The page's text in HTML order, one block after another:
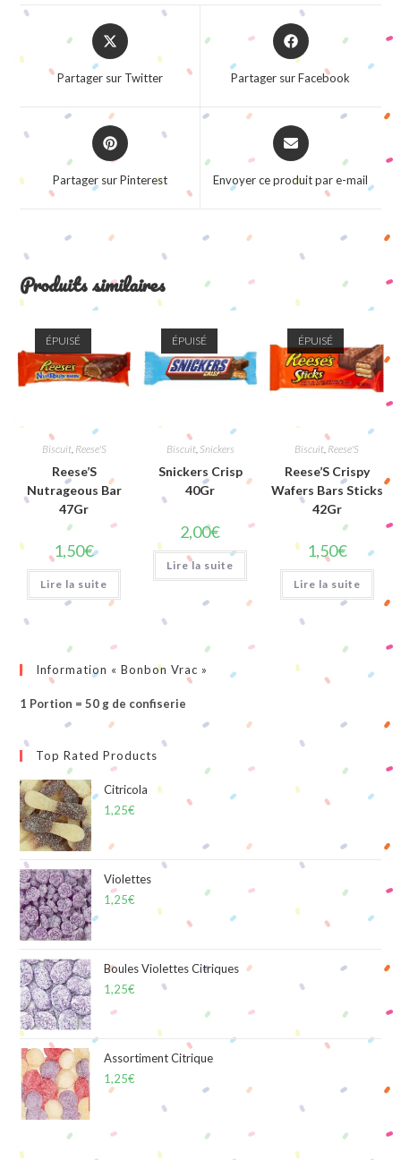
Opens
in
a
new
Partager sur Twitter
Opens
in
Partager sur Facebook
Opens
in
new
Partager sur Pinterest
Opens
in
new
Envoyer ce produit par e-mail
Produits similaires
ÉPUISÉ
Biscuit, Reese'S
Reese’S
Nutrageous Bar
47Gr
1,50€
Lire la suite
ÉPUISÉ
Biscuit, Snickers
Snickers Crisp
40Gr
2,00€
Lire la suite
ÉPUISÉ
Biscuit Reese'S
Reese’S Crispy
Wafers Bars Sticks
42Gr
1,50€
Lire la suite
Information « Bonbon Vrac »
1 Portion = 50 g de confiserie
Top Rated Products
Citricola
1,25€
Violettes
1,25€
Boules Violettes Citriques
1,25€
Assortiment Citrique
1,25€